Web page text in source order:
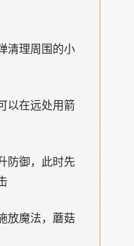
清理周围的小
以在远处用箭
防御，此时先
放魔法，蘑菇